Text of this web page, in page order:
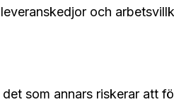
och
som annars riskerar att